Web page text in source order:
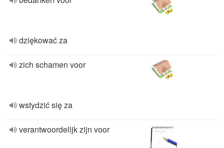
dziękować za
zich schamen voor
wstydzić się za
verantwoordelijk zijn voor